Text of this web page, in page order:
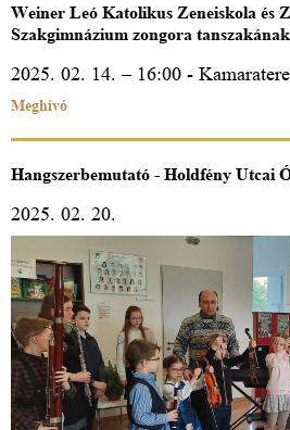
Weiner Leó Katolikus Zeneiskola és
Szakgimnázium zongora
2025. 02. 14. – 16:00 -
Meghívó
Hangszerbemutató - Holdfény Utcai
2025. 02. 20.